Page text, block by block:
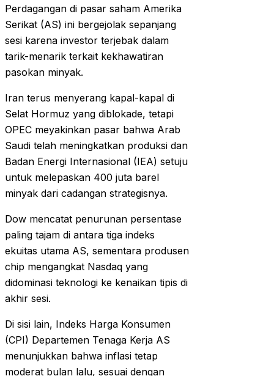
Perdagangan di pasar saham Amerika
Serikat (AS) ini bergejolak sepanjang
sesi karena investor terjebak dalam
tarik-menarik terkait kekhawatiran
pasokan minyak.
Iran terus menyerang kapal-kapal di
Selat Hormuz yang diblokade, tetapi
OPEC meyakinkan pasar bahwa Arab
Saudi telah meningkatkan produksi dan
Badan Energi Internasional (IEA) setuju
untuk melepaskan 400 juta barel
minyak dari cadangan strategisnya.
Dow mencatat penurunan persentase
paling tajam di antara tiga indeks
ekuitas utama AS, sementara produsen
chip mengangkat Nasdaq yang
didominasi teknologi ke kenaikan tipis di
akhir sesi.
Di sisi lain, Indeks Harga Konsumen
(CPI) Departemen Tenaga Kerja AS
menunjukkan bahwa inflasi tetap
moderat bulan lalu, sesuai dengan